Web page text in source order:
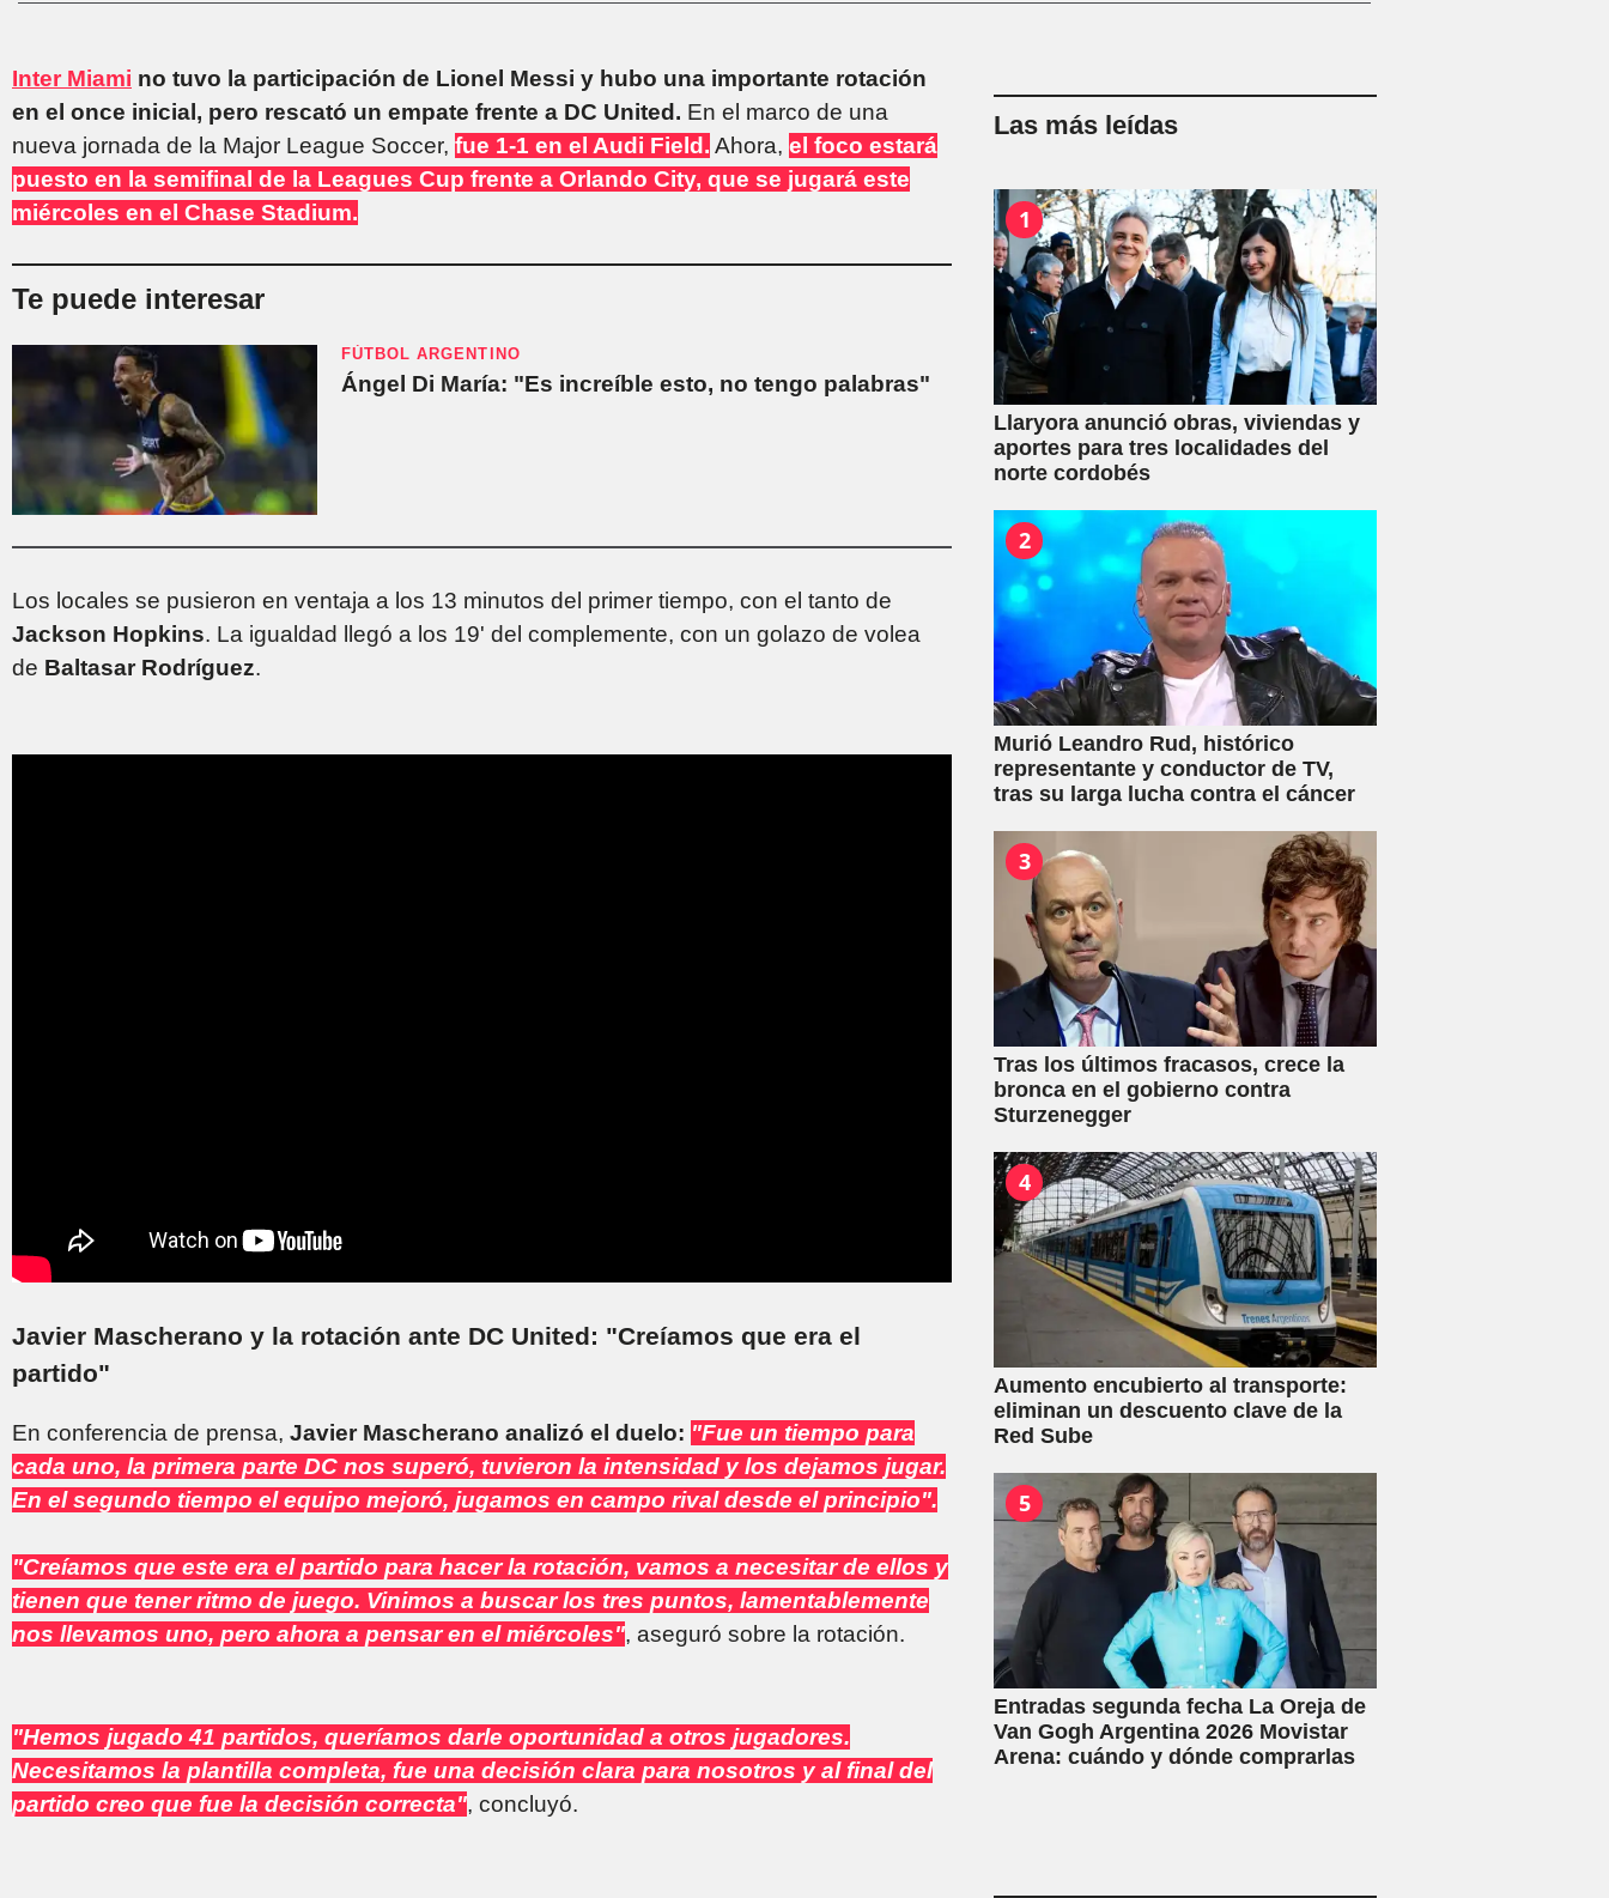
Inter Miami no tuvo la participación de Lionel Messi y hubo una importante rotación
en el once inicial, pero rescató un empate frente a DC United. En el marco de una
nueva jornada de la Major League Soccer, fue 1-1 en el Audi Field. Ahora, el foco estará
puesto en la semifinal de la Leagues Cup frente a Orlando City, que se jugará este
miércoles en el Chase Stadium.
Te puede interesar
FÚTBOL ARGENTINO
Ángel Di María: "Es increíble esto, no tengo palabras"
Los locales se pusieron en ventaja a los 13 minutos del primer tiempo, con el tanto de
Jackson Hopkins. La igualdad llegó a los 19' del complemente, con un golazo de volea
de Baltasar Rodríguez.
Javier Mascherano y la rotación ante DC United: "Creíamos que era el
partido"
En conferencia de prensa, Javier Mascherano analizó el duelo: "Fue un tiempo para
cada uno, la primera parte DC nos superó, tuvieron la intensidad y los dejamos jugar.
En el segundo tiempo el equipo mejoró, jugamos en campo rival desde el principio".
"Creíamos que este era el partido para hacer la rotación, vamos a necesitar de ellos y
tienen que tener ritmo de juego. Vinimos a buscar los tres puntos, lamentablemente
nos llevamos uno, pero ahora a pensar en el miércoles", aseguró sobre la rotación.
"Hemos jugado 41 partidos, queríamos darle oportunidad a otros jugadores.
Necesitamos la plantilla completa, fue una decisión clara para nosotros y al final del
partido creo que fue la decisión correcta", concluyó.
Las más leídas
1
Llaryora anunció obras, viviendas y
aportes para tres localidades del
norte cordobés
2
Murió Leandro Rud, histórico
representante y conductor de TV,
tras su larga lucha contra el cáncer
3
Tras los últimos fracasos, crece la
bronca en el gobierno contra
Sturzenegger
4
Aumento encubierto al transporte:
eliminan un descuento clave de la
Red Sube
5
Entradas segunda fecha La Oreja de
Van Gogh Argentina 2026 Movistar
Arena: cuándo y dónde comprarlas